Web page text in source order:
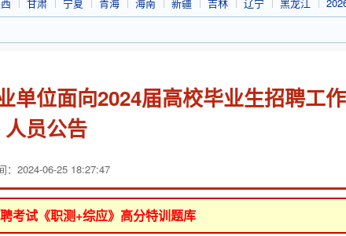
单位面向2024届高校毕业生招聘工作
人员公告
：2024-06-25 18:27:47
考试《职测+综应》高分特训题库